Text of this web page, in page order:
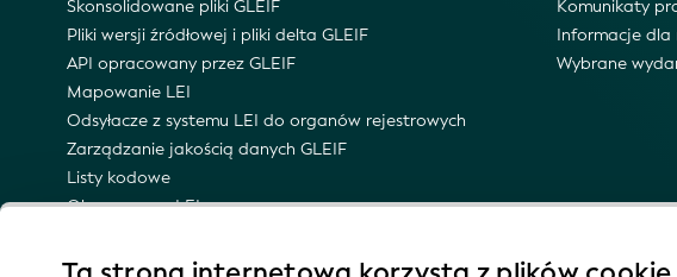
Skonsolidowane pliki GLEIF
Pliki wersji źródłowej i pliki delta GLEIF
API opracowany przez GLEIF
Mapowanie LEI
Odsyłacze z systemu LEI do organów rejestrowych
Zarządzanie jakością danych GLEIF
Listy kodowe
Obszar nazw LEI
Powiadomienia e-mailowe o aktualizacjach
Komunikaty
Informacje dla
Wybrane